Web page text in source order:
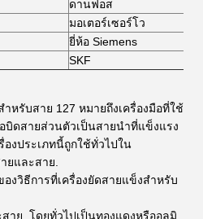
ดานฟอส
มอเตอร์เซอร์โว
ยี่ห้อ Siemens
SKF
าหรับสาย 127 หมายถึงเครื่องมือที่ใช้
บิดสายส่วนตัวเป็นสายนําที่แข็งแรง
องประเภทนี้ถูกใช้ทั่วไปใน
ยและสาย.
งวิธีการที่เครื่องยัดสายแข็งสําหรับ
าย, โดยทั่วไปเป็นทองแดงหรืออลูมิ